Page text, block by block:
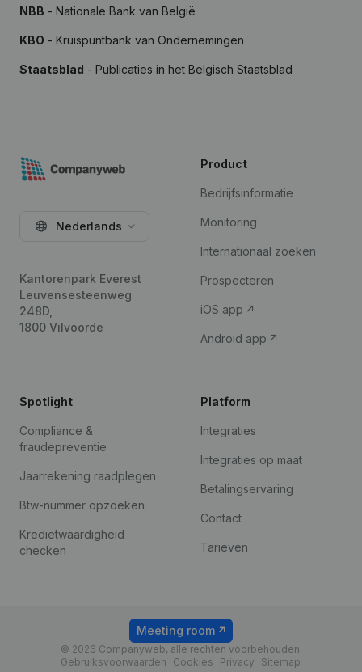
NBB - Nationale Bank van België
KBO - Kruispuntbank van Ondernemingen
Staatsblad - Publicaties in het Belgisch Staatsblad
Nederlands
Kantorenpark Everest
Leuvensesteenweg
248D,
1800 Vilvoorde
Product
Bedrijfsinformatie
Monitoring
Internationaal zoeken
Prospecteren
iOS app
Android app
Spotlight
Compliance &
fraudepreventie
Jaarrekening raadplegen
Btw-nummer opzoeken
Kredietwaardigheid
checken
Platform
Integraties
Integraties op maat
Betalingservaring
Contact
Tarieven
© 2026 Companyweb, alle rechten voorbehouden.
Gebruiksvoorwaarden
Cookies Privacy Sitemap
Meeting room